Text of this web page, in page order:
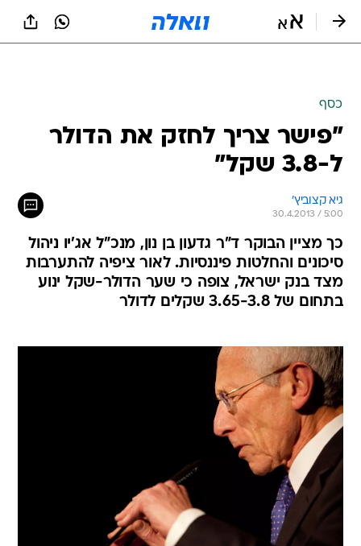
כסף
"פישר צריך לחזק את הדולר
ל-3.8 שקל"
גיא קצוביץ'
30.4.2013 / 5:00
כך מציין הבוקר ד"ר גדעון בן נון, מנכ"ל אג'יו ניהול
סיכונים והחלטות פיננסיות. לאור ציפיה להתערבות
מצד בנק ישראל, צופה כי שער הדולר-שקל ינוע
בתחום של 3.65-3.8 שקלים לדולר